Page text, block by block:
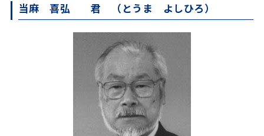
当麻 喜弘 君 （とうま よしひろ）